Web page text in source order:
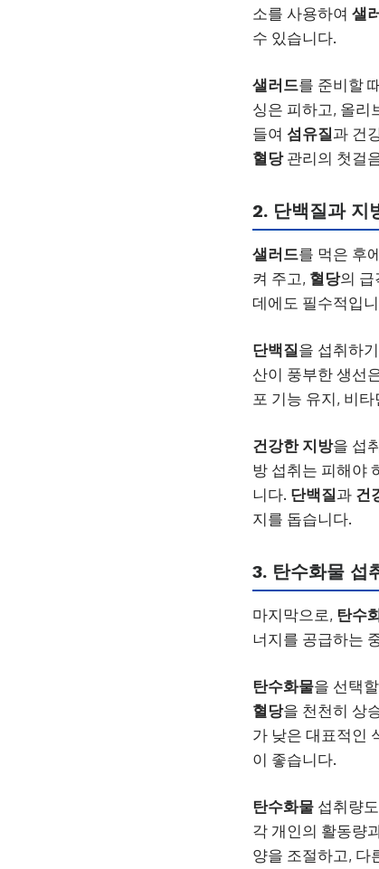
소를 사용하여 샐
수 있습니다.
샐러드를 준비할
싱은 피하고, 올리
들여 섬유질과 건
혈당관리의 첫걸
2. 단백질과 지
샐러드를 먹은 후
켜 주고, 혈당의 급
데에도 필수적입
단백질을 섭취하
산이 풍부한 생선
포 기능 유지, 비
건강한 지방을 섭
방 섭취는 피해야
니다. 단백질과 건
지를 돕습니다.
3. 탄수화물 섭
마지막으로, 탄수
너지를 공급하는
탄수화물을 선택
혈당을 천천히 상
가 낮은 대표적인
이 좋습니다.
탄수화물 섭취량
각 개인의 활동량
양을 조절하고, 다